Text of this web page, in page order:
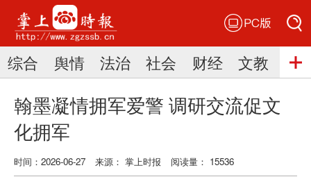
搜索
搜索
综合 舆情 法治 社会 财经 文教 三
翰墨凝情拥军爱警 调研交流促文
化拥军
时间：2026-06-27 来源： 掌上时报 阅读量： 15536